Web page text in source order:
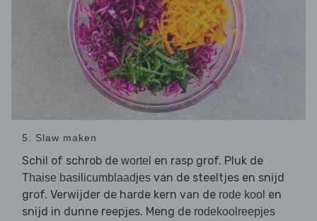
5. Slaw maken
Schil of schrob de wortel en rasp grof. Pluk de
Thaise basilicumblaadjes van de steeltjes en snijd
grof. Verwijder de harde kern van de rode kool en
snijd in dunne reepjes. Meng de rodekoolreepjes